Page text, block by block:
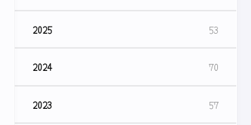
2025 53
2024 70
2023 57